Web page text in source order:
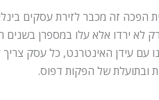
הפכה זה מכבר לזירת עסקים
לא ירדו אלא עלו במספרן
עם עידן האינטרנט, כל עסק
ובתועלת של הפקות דפוס.